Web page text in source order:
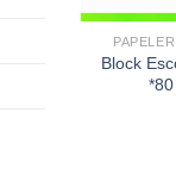
Block